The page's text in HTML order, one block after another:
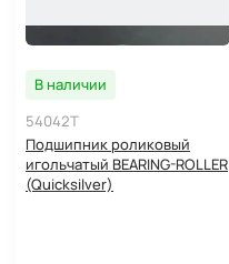
В наличии
54042T
Подшипник роликовый
игольчатый BEARING-ROLLER
(Quicksilver)